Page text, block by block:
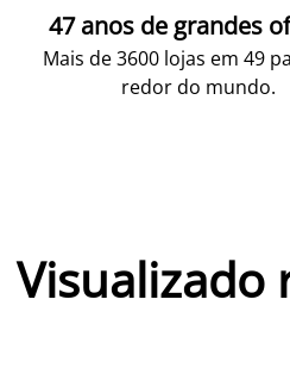
47 anos de grandes
Mais de 3600 lojas em 49
redor do mundo.
Visualizado